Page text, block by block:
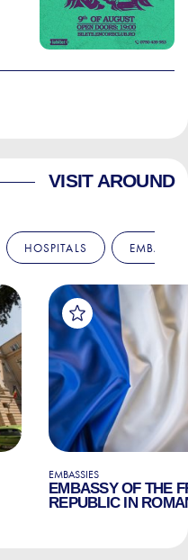
VISIT AROUND
HOSPITALS
EMBASSIES
EMBASSY OF THE
REPUBLIC IN